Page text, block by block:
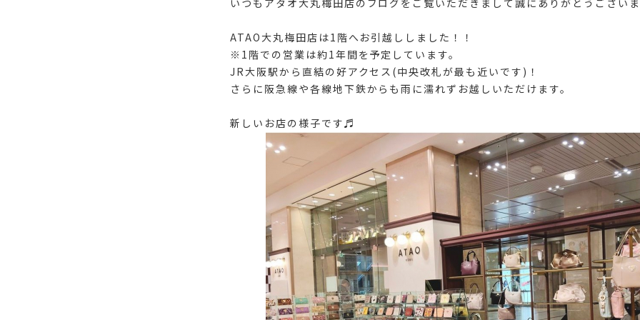
ATAO大丸梅田店は1階へお引越ししました！！
※1階での営業は約1年間を予定しています。
JR大阪駅から直結の好アクセス(中央改札が最も近いです)！
さらに阪急線や各線地下鉄からも雨に濡れずお越しいただけます。
新しいお店の様子です♬